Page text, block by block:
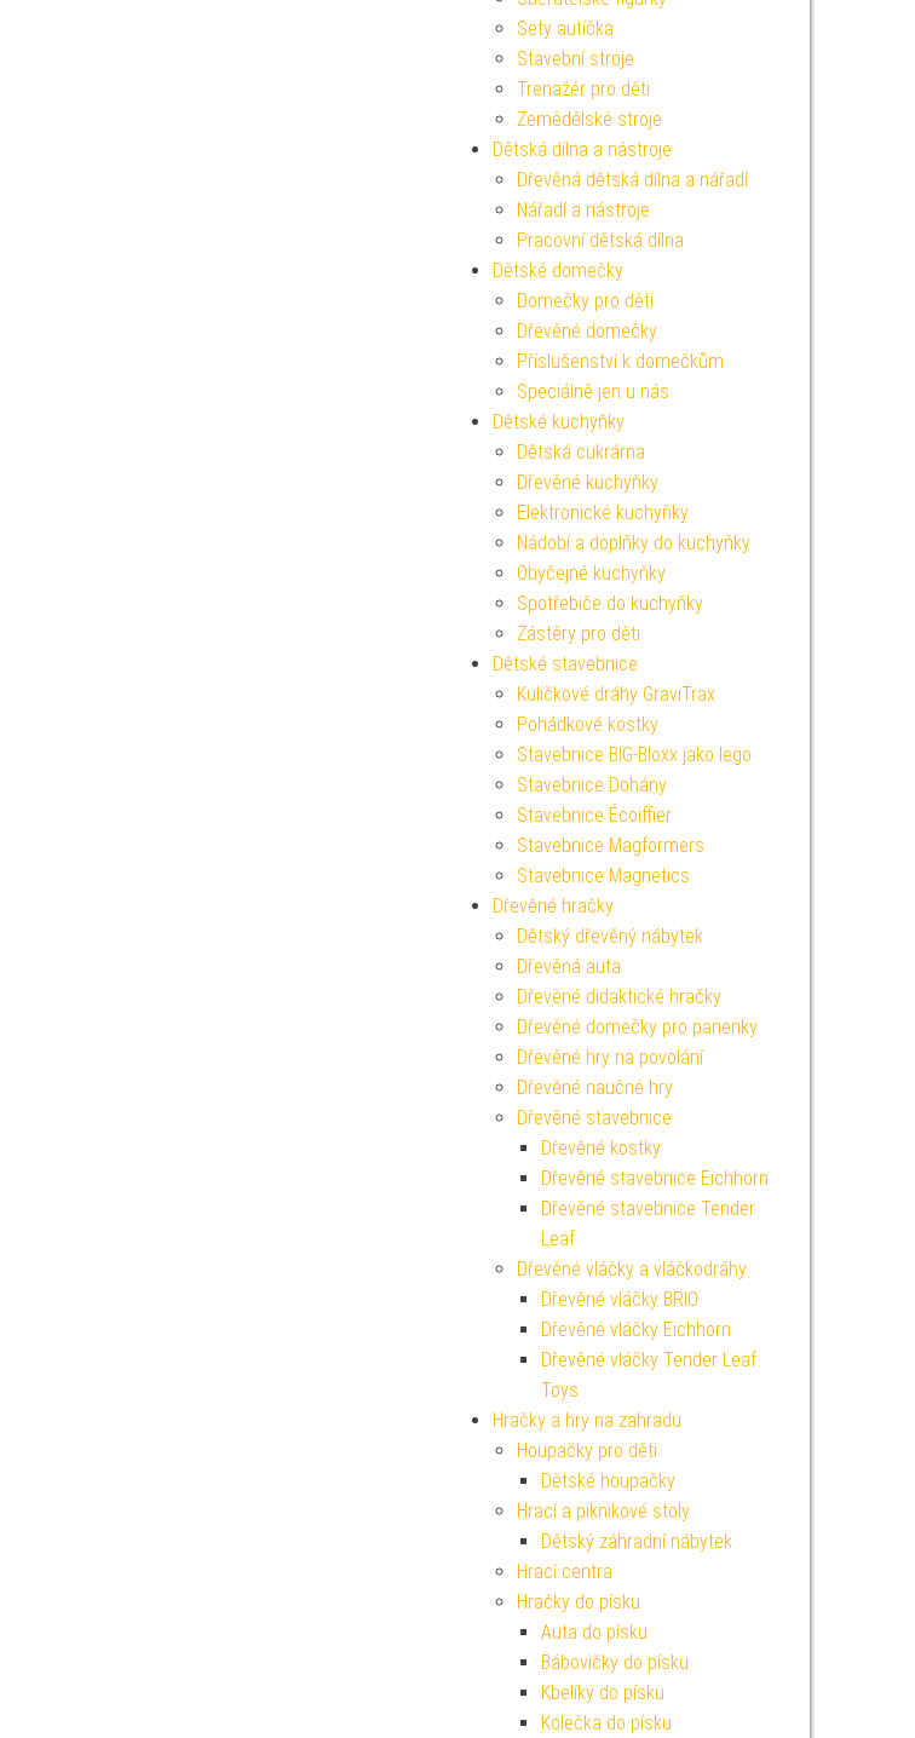
Sety autíčka
Stavební stroje
Trenažér pro děti
Zemědělské stroje
Dětská dílna a nástroje
Dřevěná dětská dílna a nářadí
Nářadí a nástroje
Pracovní dětská dílna
Dětské domečky
Domečky pro děti
Dřevěné domečky
Příslušenství k domečkům
Speciálně jen u nás
Dětské kuchyňky
Dětská cukrárna
Dřevěné kuchyňky
Elektronické kuchyňky
Nádobí a doplňky do kuchyňky
Obyčejné kuchyňky
Spotřebiče do kuchyňky
Zástěry pro děti
Dětské stavebnice
Kuličkové dráhy GraviTrax
Pohádkové kostky
Stavebnice BIG-Bloxx jako lego
Stavebnice Dohány
Stavebnice Écoiffier
Stavebnice Magformers
Stavebnice Magnetics
Dřevěné hračky
Dětský dřevěný nábytek
Dřevěná auta
Dřevěné didaktické hračky
Dřevěné domečky pro panenky
Dřevěné hry na povolání
Dřevěné naučné hry
Dřevěné stavebnice
Dřevěné kostky
Dřevěné stavebnice Eichhorn
Dřevěné stavebnice Tender
Leaf
Dřevěné vláčky a vláčkodráhy
Dřevěné vláčky BRIO
Dřevěné vláčky Eichhorn
Dřevěné vláčky Tender Leaf
Toys
Hračky a hry na zahradu
Houpačky pro děti
Dětské houpačky
Hrací a piknikové stoly
Dětský záhradní nábytek
Hrací centra
Hračky do písku
Auta do písku
Bábovičky do písku
Kbelíky do písku
Kolečka do písku